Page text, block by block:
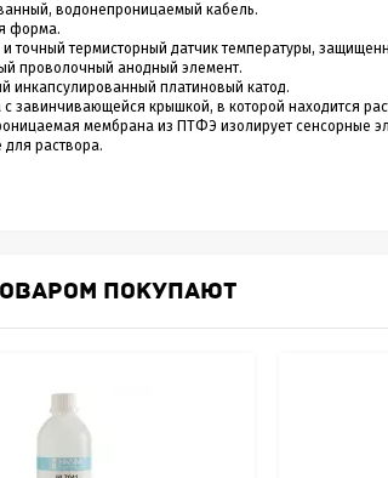
водонепроницаемый кабель.
форма.
точный термисторный датчик температуры,
проволочный анодный элемент.
инкапсулированный платиновый катод.
завинчивающейся крышкой, в которой находится
мембрана из ПТФЭ изолирует сенсорные
для раствора.
ПОКУПАЮТ